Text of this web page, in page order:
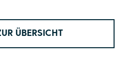
ÜBERSICHT